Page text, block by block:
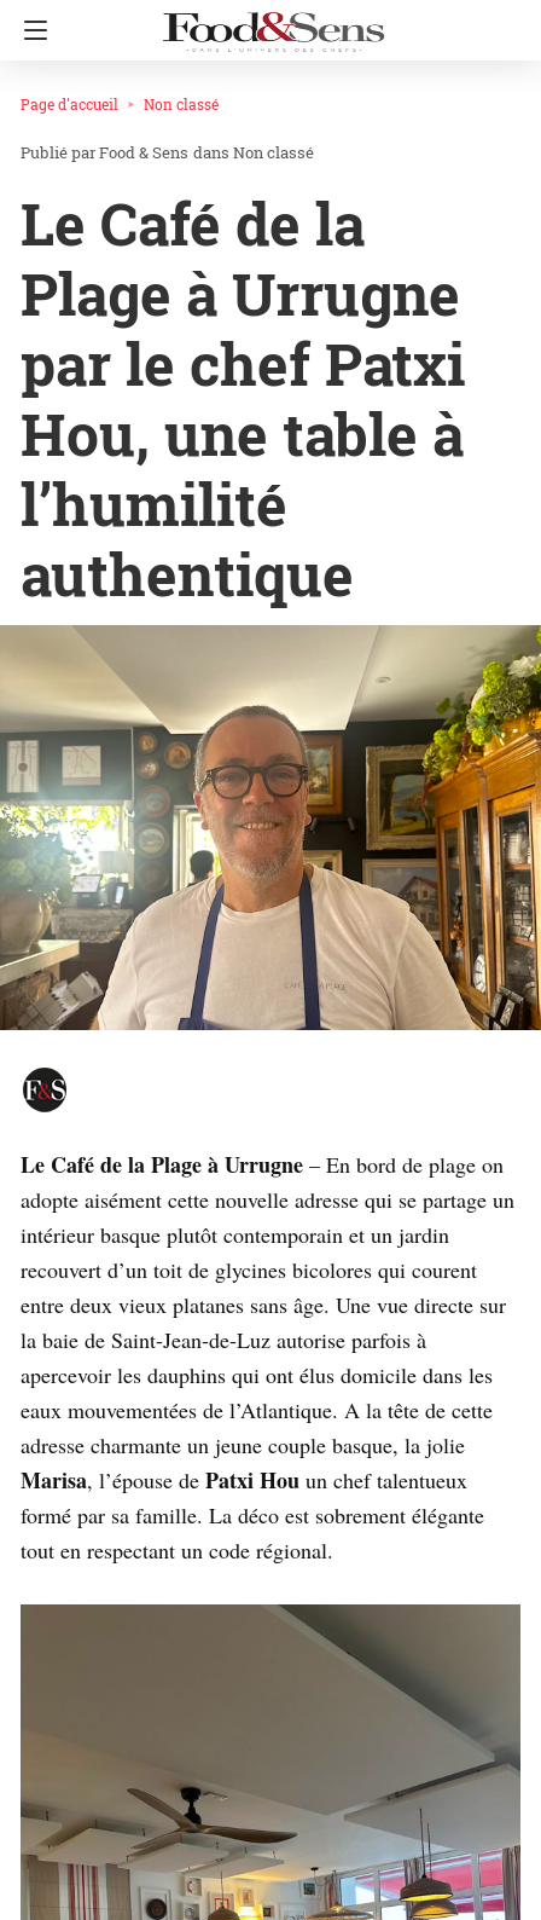
Page d'accueil Non classé
Food & Sens dans Non classé
Le Café de la
Plage à Urrugne
par le chef Patxi
Hou, une table à
l’humilité
authentique
Le Café de la Plage à Urrugne – En bord de plage on
adopte aisément cette nouvelle adresse qui se partage un
intérieur basque plutôt contemporain et un jardin
recouvert d’un toit de glycines bicolores qui courent
entre deux vieux platanes sans âge. Une vue directe sur
la baie de Saint-Jean-de-Luz autorise parfois à
apercevoir les dauphins qui ont élus domicile dans les
eaux mouvementées de l’Atlantique. A la tête de cette
adresse charmante un jeune couple basque, la jolie
Marisa, l’épouse de Patxi Hou un chef talentueux
formé par sa famille. La déco est sobrement élégante
tout en respectant un code régional.